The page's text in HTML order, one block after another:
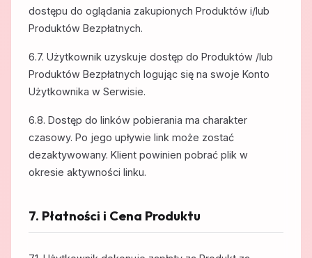
dostępu do oglądania zakupionych Produktów i/lub
Produktów Bezpłatnych.
6.7. Użytkownik uzyskuje dostęp do Produktów /lub
Produktów Bezpłatnych logując się na swoje Konto
Użytkownika w Serwisie.
6.8. Dostęp do linków pobierania ma charakter
czasowy. Po jego upływie link może zostać
dezaktywowany. Klient powinien pobrać plik w
okresie aktywności linku.
7. Płatności i Cena Produktu